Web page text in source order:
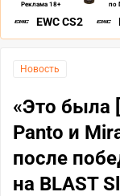
Реклама 18+ по
EWC CS2
Новость
«Это была
Panto и
после
на BLAST